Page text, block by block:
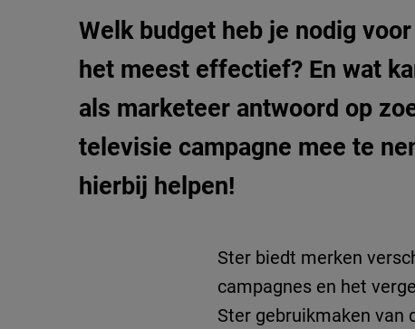
Welk budget heb je nodig
het meest effectief? En wat
als marketeer antwoord op
televisie campagne mee te
hierbij helpen!
Ster biedt merken
campagnes en het
Ster gebruikmaken van